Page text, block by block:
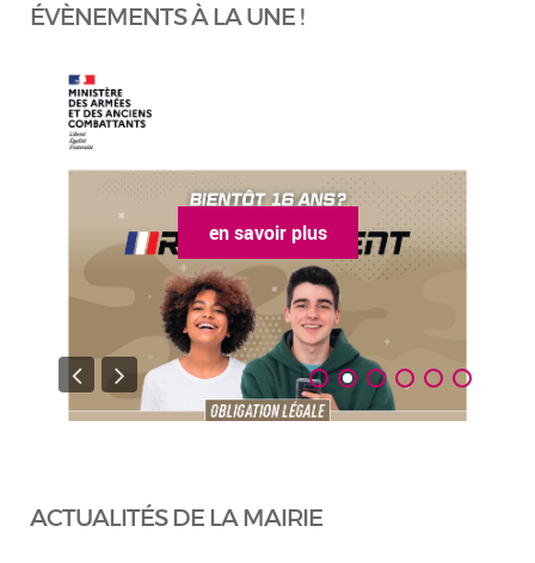
ÉVÈNEMENTS À LA UNE !
en savoir plus
ACTUALITÉS DE LA MAIRIE